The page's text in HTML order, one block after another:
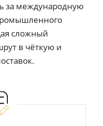
за международную
сложный
в чёткую и